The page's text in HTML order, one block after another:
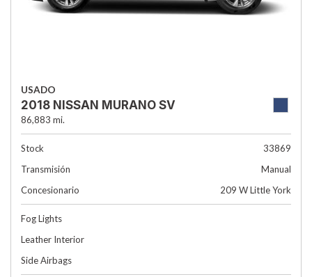
USADO
2018 NISSAN MURANO SV
86,883 mi.
Stock
33869
Transmisión
Manual
Concesionario
209 W Little York
Fog Lights
Leather Interior
Side Airbags